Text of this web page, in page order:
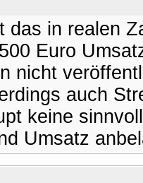
das in realen
Euro
nicht
auch
keine
Umsatz